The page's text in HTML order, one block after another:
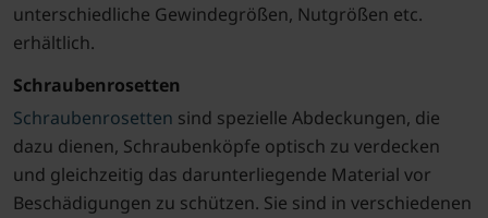
unterschiedliche Gewindegrößen, Nutgrößen etc.
erhältlich.
Schraubenrosetten
Schraubenrosetten sind spezielle Abdeckungen, die
dazu dienen, Schraubenköpfe optisch zu verdecken
und gleichzeitig das darunterliegende Material vor
Beschädigungen zu schützen. Sie sind in verschiedenen